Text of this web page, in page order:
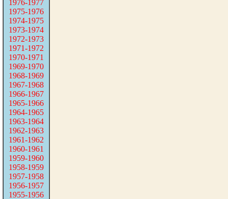
1976-1977
1975-1976
1974-1975
1973-1974
1972-1973
1971-1972
1970-1971
1969-1970
1968-1969
1967-1968
1966-1967
1965-1966
1964-1965
1963-1964
1962-1963
1961-1962
1960-1961
1959-1960
1958-1959
1957-1958
1956-1957
1955-1956